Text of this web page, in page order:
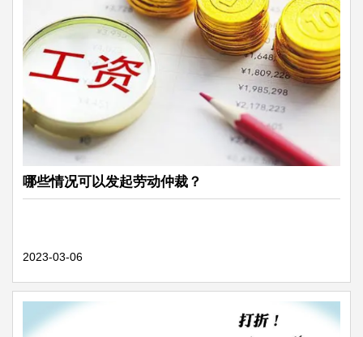
哪些情况可以发起劳动仲裁？
2023-03-06